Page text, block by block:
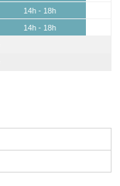
14h - 18h
14h - 18h